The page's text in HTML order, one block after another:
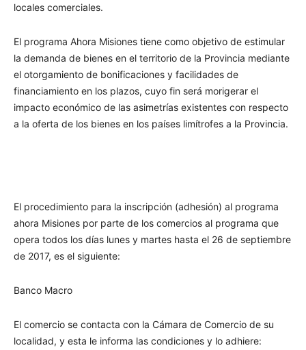
locales comerciales.
El programa Ahora Misiones tiene como objetivo de estimular
la demanda de bienes en el territorio de la Provincia mediante
el otorgamiento de bonificaciones y facilidades de
financiamiento en los plazos, cuyo fin será morigerar el
impacto económico de las asimetrías existentes con respecto
a la oferta de los bienes en los países limítrofes a la Provincia.
El procedimiento para la inscripción (adhesión) al programa
ahora Misiones por parte de los comercios al programa que
opera todos los días lunes y martes hasta el 26 de septiembre
de 2017, es el siguiente:
Banco Macro
El comercio se contacta con la Cámara de Comercio de su
localidad, y esta le informa las condiciones y lo adhiere: